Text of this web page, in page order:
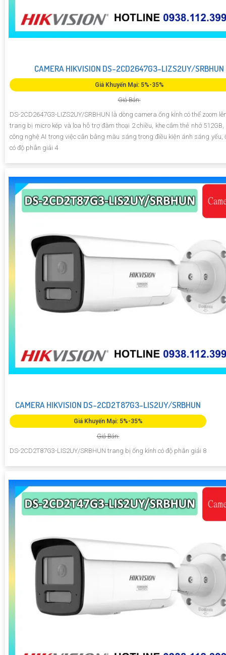
CAMERA HIKVISION DS-2CD2647G3-LIZS2UY/SRBHUN
Giá Khuyến Mại: 5%-35%
Giá Bán:
DS-2CD2647G3-LIZS2UY/SRBHUN là dòng camera ống kính có thể zoom
trang bị micro kép và loa hỗ trợ đàm thoại 2 chiều, khe cắm thẻ nhớ
công nghệ AI trong việc cân bằng màu sáng trong điều kiện ánh sáng yếu,
có độ phân giải 4
CAMERA HIKVISION DS-2CD2T87G3-LIS2UY/SRBHUN
Giá Khuyến Mại: 5%-35%
Giá Bán:
DS-2CD2T87G3-LIS2UY/SRBHUN trang bị ống kính có độ phân giải 8